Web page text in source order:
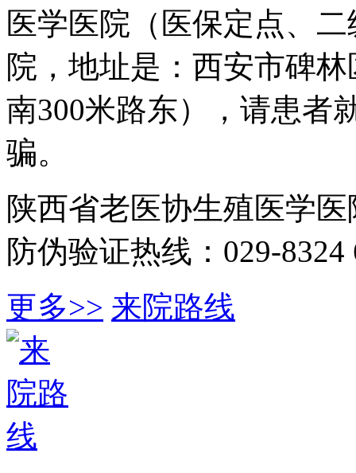
医学医院（医保定点、
院，地址是：西安市碑
南300米路东），请患者
骗。
陕西省老医协生殖医学医
防伪验证热线：029-8324
更多>> 来院路线